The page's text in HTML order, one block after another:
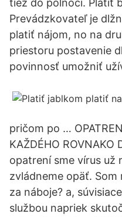
tiež do polnoci. Platiť
Prevádzkovateľ je
platiť nájom, no na
priestoru postavenie
povinnosť umožniť
pričom po …
KAŽDÉHO
opatrení sme vírus už
zvládneme opäť. Som
za náboje? a,
službou napriek